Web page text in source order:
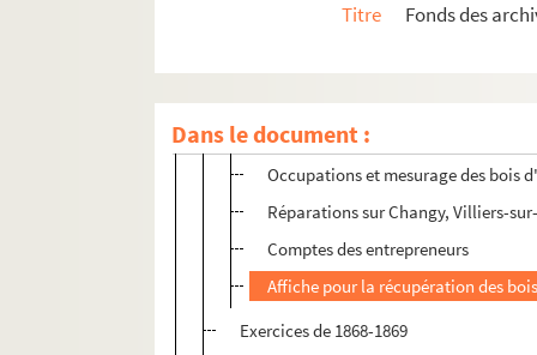
Titre
Fonds des
Dans le document :
Deux flots de particuliers
Canards
Faix de bois
Occupations et mesurage des bois
Réparations sur Changy, Villiers-
Comptes des entrepreneurs
Affiche pour la récupération des
Exercices de 1868-1869